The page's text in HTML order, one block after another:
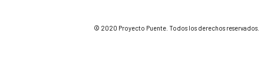
© 2020 Proyecto Puente. Todos los derechos reservados.